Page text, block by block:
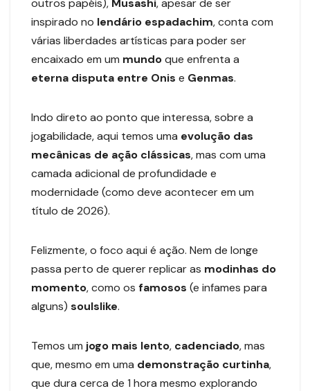
outros papéis), Musashi, apesar de ser
inspirado no lendário espadachim, conta com
várias liberdades artísticas para poder ser
encaixado em um mundoque enfrenta a
eterna disputa entre Onis e Genmas.
Indo direto ao ponto que interessa, sobre a
jogabilidade, aqui temos uma evolução das
mecânicas de ação clássicas, mas com uma
camada adicional de profundidade e
modernidade (como deve acontecer em um
título de 2026).
Felizmente, o foco aqui é ação. Nem de longe
passa perto de querer replicar as modinhas do
momento, como os famosos (e infames para
alguns) soulslike.
Temos um jogo mais lento, cadenciado, mas
que, mesmo em uma demonstração curtinha,
que dura cerca de 1 hora mesmo explorando